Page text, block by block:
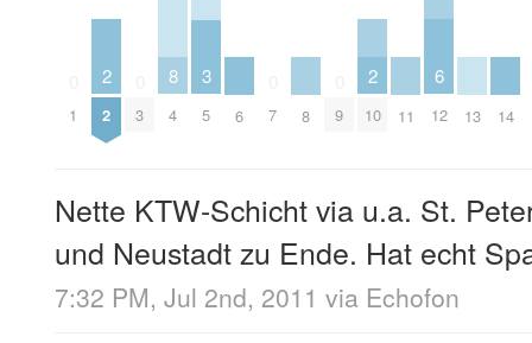
1
2
2 3
8
4
3
5 6 7 8 9
2
10 11
6
12 13 14
Nette KTW-Schicht via u.a. St.
und Neustadt zu Ende. Hat echt
7:32 PM, Jul 2nd, 2011 via Echofon